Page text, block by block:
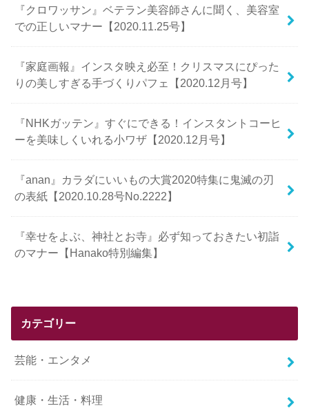
『クロワッサン』ベテラン美容師さんに聞く、美容室
での正しいマナー【2020.11.25号】
『家庭画報』インスタ映え必至！クリスマスにぴった
りの美しすぎる手づくりパフェ【2020.12月号】
『NHKガッテン』すぐにできる！インスタントコーヒ
ーを美味しくいれる小ワザ【2020.12月号】
『anan』カラダにいいもの大賞2020特集に鬼滅の刃
の表紙【2020.10.28号No.2222】
『幸せをよぶ、神社とお寺』必ず知っておきたい初詣
のマナー【Hanako特別編集】
カテゴリー
芸能・エンタメ
健康・生活・料理